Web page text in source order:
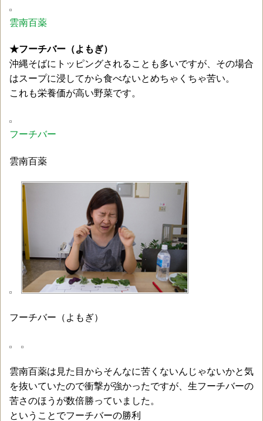
雲南百薬
★フーチバー（よもぎ）
沖縄そばにトッピングされることも多いですが、その場合
はスープに浸してから食べないとめちゃくちゃ苦い。
これも栄養価が高い野菜です。
フーチバー
雲南百薬
フーチバー（よもぎ）
雲南百薬は見た目からそんなに苦くないんじゃないかと気
を抜いていたので衝撃が強かったですが、生フーチバーの
苦さのほうが数倍勝っていました。
ということでフーチバーの勝利